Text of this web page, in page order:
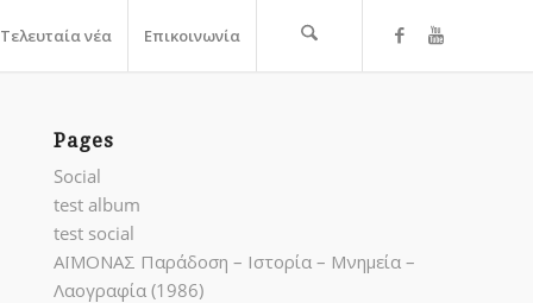
Τελευταία νέα Επικοινωνία
Pages
Social
test album
test social
ΑΪΜΟΝΑΣ Παράδοση – Ιστορία – Μνημεία –
Λαογραφία (1986)